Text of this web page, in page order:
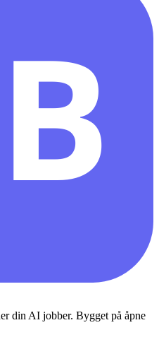
din AI jobber. Bygget på åpne